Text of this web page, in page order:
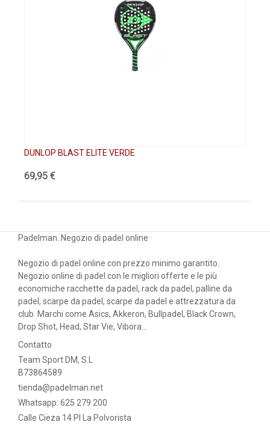
DUNLOP BLAST ELITE VERDE
69,95 €
Padelman. Negozio di padel online
Negozio di padel online con prezzo minimo garantito.
Negozio online di padel con le migliori offerte e le più
economiche racchette da padel, rack da padel, palline da
padel, scarpe da padel, scarpe da padel e attrezzatura da
club. Marchi come Asics, Akkeron, Bullpadel, Black Crown,
Drop Shot, Head, Star Vie, Vibora...
Contatto
Team Sport DM, S.L
B73864589
tienda@padelman.net
Whatsapp: 625 279 200
Calle Cieza 14 PI La Polvorista